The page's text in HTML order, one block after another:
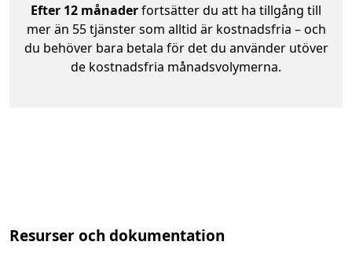
Efter 12 månaderfortsätter du att ha tillgång till
mer än 55 tjänster som alltid är kostnadsfria – och
du behöver bara betala för det du använder utöver
de kostnadsfria månadsvolymerna.
Resurser och dokumentation